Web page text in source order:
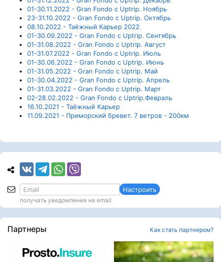
01-30.11.2022 - Gran Fondo с Uptrip. Ноябрь
23-31.10.2022 - Gran Fondo с Uptrip. Октябрь
08.10.2022 - Таёжный Карьер 2022
01-30.09.2022 - Gran Fondo с Uptrip. Сентябрь
01-31.08.2022 - Gran Fondo с Uptrip. Август
01-31.07.2022 - Gran Fondo с Uptrip. Июль
01-30.06.2022 - Gran Fondo с Uptrip. Июнь
01-31.05.2022 - Gran Fondo с Uptrip. Май
01-30.04.2022 - Gran Fondo с Uptrip. Апрель
01-31.03.2022 - Gran Fondo с Uptrip. Март
02-28.02.2022 - Gran Fondo с Uptrip.Февраль
16.10.2021 - Таёжный Карьер
11.09.2021 - Приморский бревет. 7 ветров - 200км
Настроить
получать уведомления на email
Партнеры Как стать партнером?